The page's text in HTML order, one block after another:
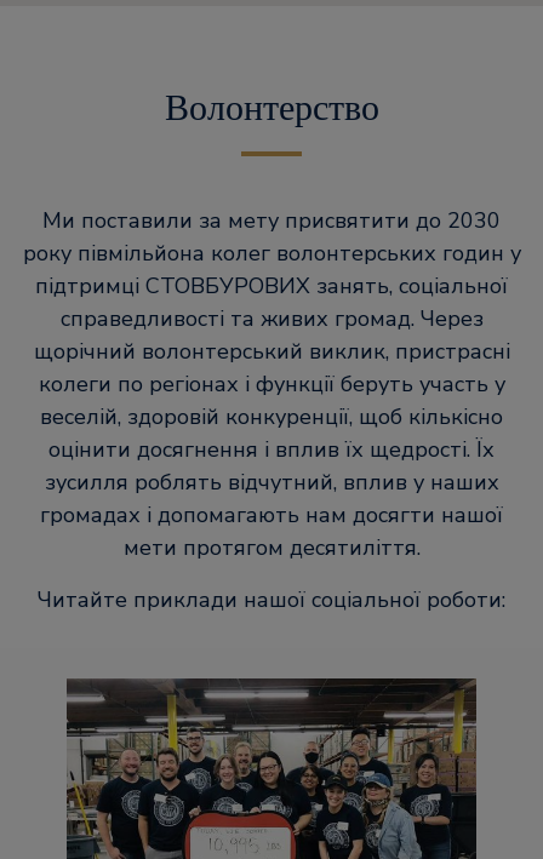
Волонтерство
Ми поставили за мету присвятити до 2030
року півмільйона колег волонтерських годин у
підтримці СТОВБУРОВИХ занять, соціальної
справедливості та живих громад. Через
щорічний волонтерський виклик, пристрасні
колеги по регіонах і функції беруть участь у
веселій, здоровій конкуренції, щоб кількісно
оцінити досягнення і вплив їх щедрості. Їх
зусилля роблять відчутний, вплив у наших
громадах і допомагають нам досягти нашої
мети протягом десятиліття.
Читайте приклади нашої соціальної роботи: